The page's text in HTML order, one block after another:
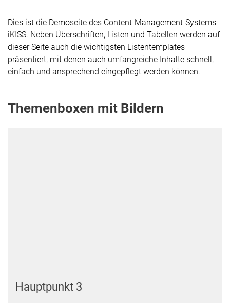
Dies ist die Demoseite des Content-Management-Systems
iKISS. Neben Überschriften, Listen und Tabellen werden auf
dieser Seite auch die wichtigsten Listentemplates
präsentiert, mit denen auch umfangreiche Inhalte schnell,
einfach und ansprechend eingepflegt werden können.
Themenboxen mit Bildern
Hauptpunkt 3